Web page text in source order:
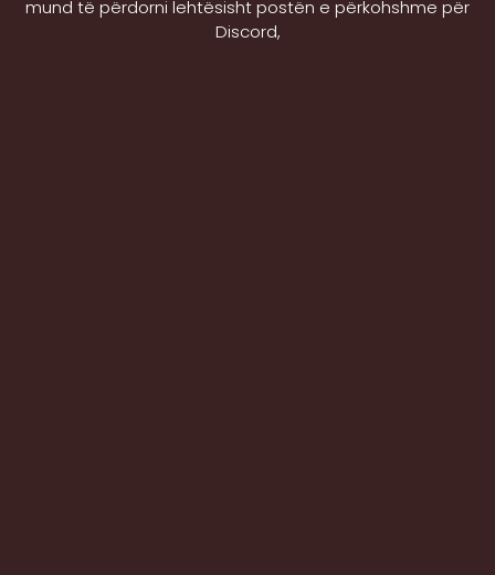
mund të përdorni lehtësisht postën e përkohshme për
Discord,